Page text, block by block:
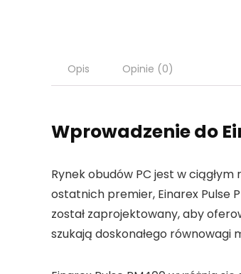
Opis Opinie (0)
Wprowadzenie do
Rynek obudów PC jest w
ostatnich premier, Einarex Pulse
został zaprojektowany, aby
szukają doskonałego równowagi